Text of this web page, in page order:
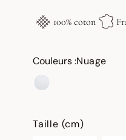
100% coton
Couleurs :Nuage
Taille (cm)